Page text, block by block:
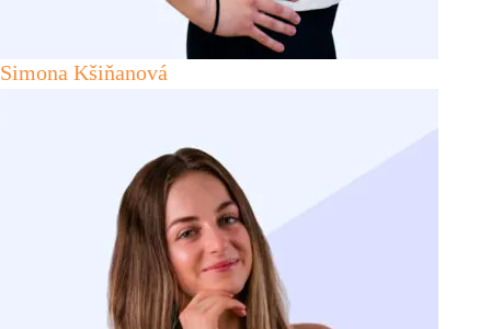
Simona Kšiňanová